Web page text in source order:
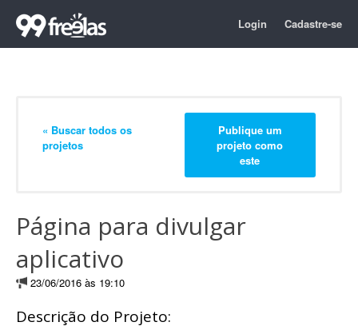
Login Cadastre-se
« Buscar todos os
projetos
Publique um
projeto como
este
Página para divulgar
aplicativo
23/06/2016 às 19:10
Descrição do Projeto: